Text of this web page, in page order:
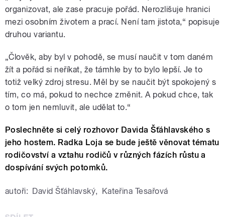
organizovat, ale zase pracuje pořád. Nerozlišuje hranici
mezi osobním životem a prací. Není tam jistota,“ popisuje
druhou variantu.
„Člověk, aby byl v pohodě, se musí naučit v tom daném
žít a pořád si neříkat, že támhle by to bylo lepší. Je to
totiž velký zdroj stresu. Měl by se naučit být spokojený s
tím, co má, pokud to nechce změnit. A pokud chce, tak
o tom jen nemluvit, ale udělat to.“
Poslechněte si celý rozhovor Davida Šťáhlavského s
jeho hostem. Radka Loja se bude ještě věnovat tématu
rodičovství a vztahu rodičů v různých fázích růstu a
dospívání svých potomků.
autoři: David Šťáhlavský, Kateřina Tesařová